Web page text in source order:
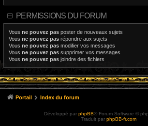
PERMISSIONS DU FORUM
Vous ne pouvez pas poster de nouveaux sujets
Vous ne pouvez pas répondre aux sujets
Vous ne pouvez pas modifier vos messages
Vous ne pouvez pas supprimer vos messages
Vous ne pouvez pas joindre des fichiers
Portail Index du forum
Développé par phpBB® Forum Software ©
Traduit par phpBB-fr.com